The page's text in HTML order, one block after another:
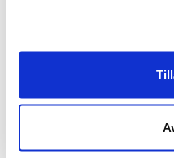
där komfort möter
den till ett utmärkt val